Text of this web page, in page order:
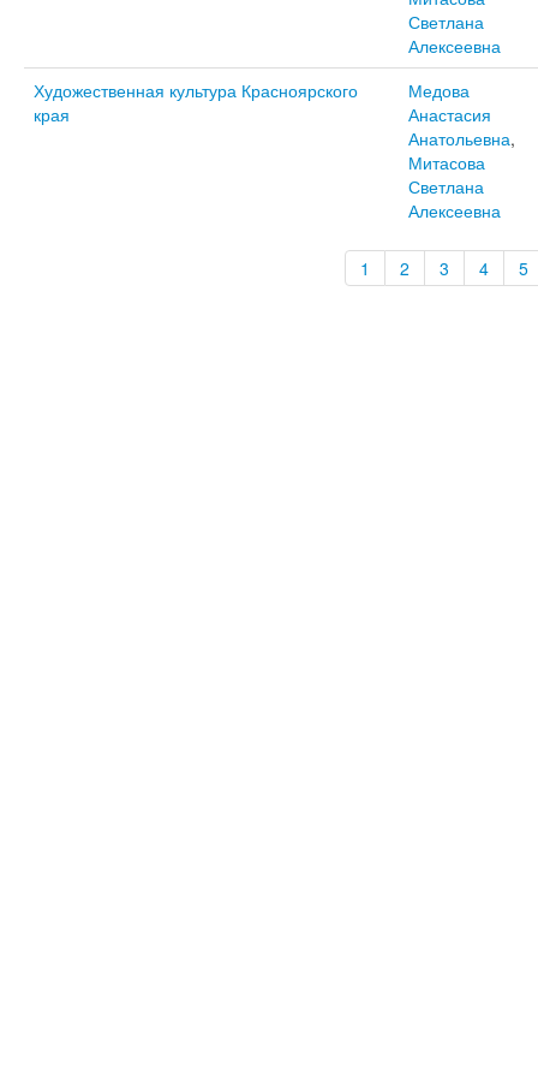
Светлана
Алексеевна
Художественная культура Красноярского
края
Медова
Анастасия
Анатольевна,
Митасова
Светлана
Алексеевна
1 2 3 4 5